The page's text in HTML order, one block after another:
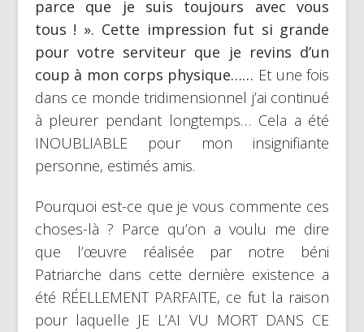
parce que je suis toujours avec vous
tous ! ». Cette impression fut si grande
pour votre serviteur que je revins d’un
coup à mon corps physique…… Et une fois
dans ce monde tridimensionnel j’ai continué
à pleurer pendant longtemps… Cela a été
INOUBLIABLE pour mon insignifiante
personne, estimés amis.
Pourquoi est-ce que je vous commente ces
choses-là ? Parce qu’on a voulu me dire
que l’œuvre réalisée par notre béni
Patriarche dans cette dernière existence a
été RÉELLEMENT PARFAITE, ce fut la raison
pour laquelle JE L’AI VU MORT DANS CE